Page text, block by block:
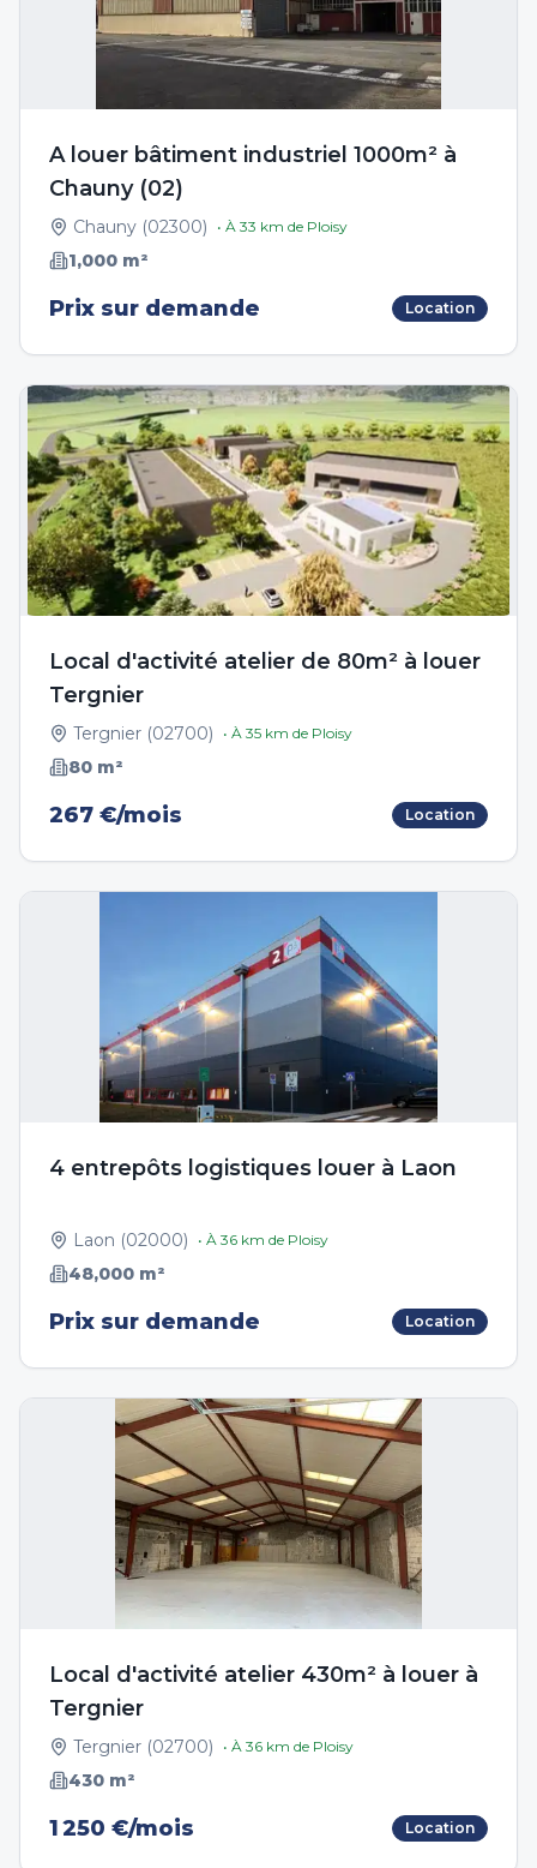
A louer bâtiment industriel 1000m² à
Chauny (02)
Chauny (02300) • À 33 km de Ploisy
1,000 m²
Prix sur demande Location
Local d'activité atelier de 80m² à louer
Tergnier
Tergnier (02700) • À 35 km de Ploisy
80 m²
267 €/mois Location
4 entrepôts logistiques louer à Laon
Laon (02000) • À 36 km de Ploisy
48,000 m²
Prix sur demande Location
Local d'activité atelier 430m² à louer à
Tergnier
Tergnier (02700) • À 36 km de Ploisy
430 m²
1 250 €/mois Location